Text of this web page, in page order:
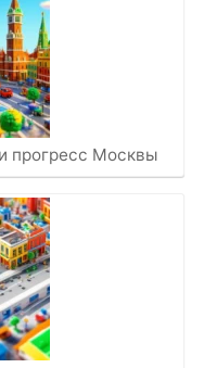
прогресс Москвы